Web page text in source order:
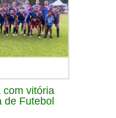
com vitória
de Futebol